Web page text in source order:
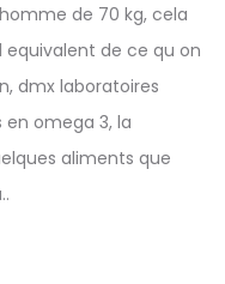
de 70 kg, cela
equivalent de ce qu on
dmx laboratoires
omega 3, la
aliments que